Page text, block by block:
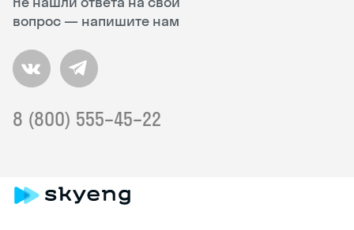
вопрос — напишите нам
8 (800) 555–45–22